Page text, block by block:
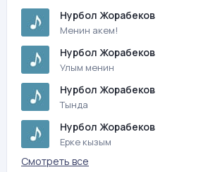
Нурбол Жорабеков
Менин акем!
Нурбол Жорабеков
Улым менин
Нурбол Жорабеков
Тында
Нурбол Жорабеков
Ерке кызым
Смотреть все